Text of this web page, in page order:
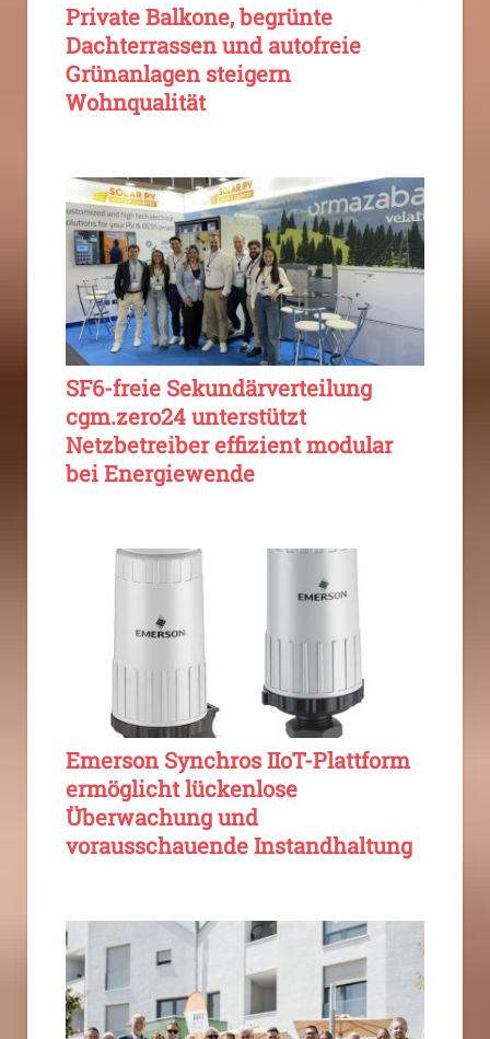
Private Balkone, begrünte
Dachterrassen und autofreie
Grünanlagen steigern
Wohnqualität
SF6-freie Sekundärverteilung
cgm.zero24 unterstützt
Netzbetreiber effizient modular
bei Energiewende
Emerson Synchros IIoT-Plattform
ermöglicht lückenlose
Überwachung und
vorausschauende Instandhaltung